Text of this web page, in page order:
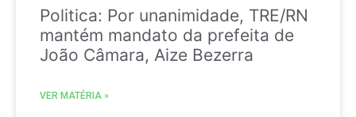
Politica: Por unanimidade, TRE/RN
mantém mandato da prefeita de
João Câmara, Aize Bezerra
VER MATÉRIA »